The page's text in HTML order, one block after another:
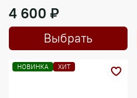
4 600 ₽
Выбрать
НОВИНКА ХИТ